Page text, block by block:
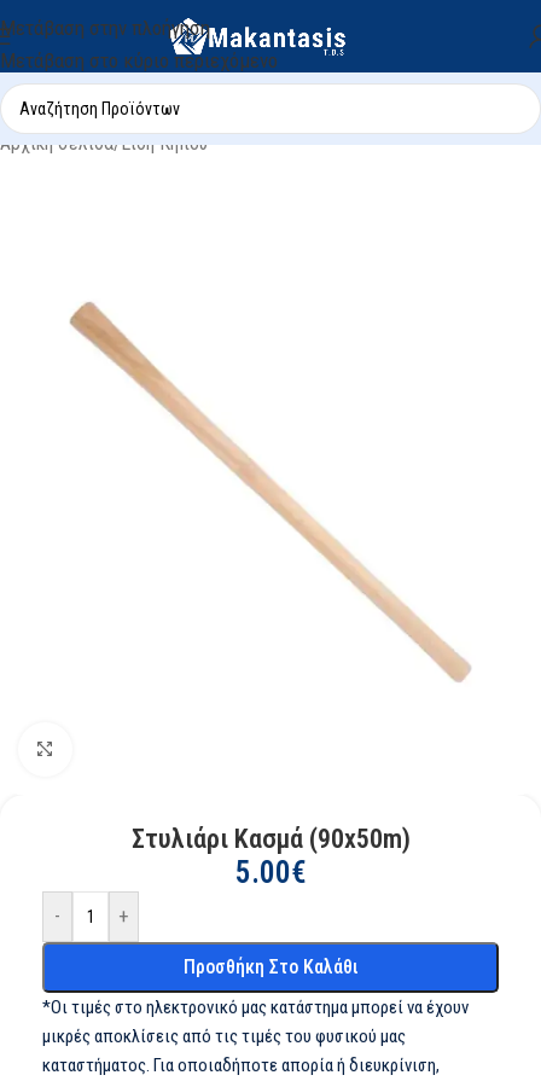
Μετάβαση στην πλοήγηση
Μετάβαση στο κύριο περιεχόμενο
Αρχική σελίδα/Είδη Κήπου
Στυλιάρι Κασμά (90x50m)
5.00€
- +
Προσθήκη Στο Καλάθι
*Οι τιμές στο ηλεκτρονικό μας κατάστημα μπορεί να έχουν
μικρές αποκλίσεις από τις τιμές του φυσικού μας
καταστήματος. Για οποιαδήποτε απορία ή διευκρίνιση,